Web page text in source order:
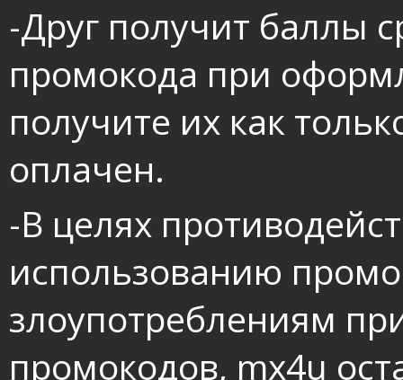
-Друг получит баллы
промокода при
получите их как
оплачен.
-В целях
использованию
злоупотреблениям
промокодов, mx4u